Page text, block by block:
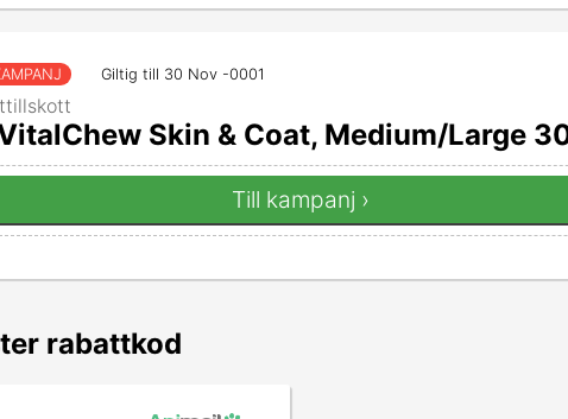
Giltig till 30 Nov -0001
Skin & Coat, Medium/Large
Till kampanj ›
rabattkod